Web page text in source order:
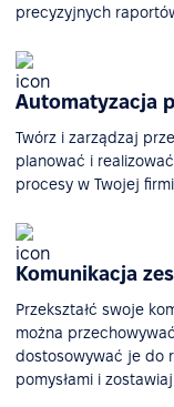
precyzyjnych
Automatyzacja
Twórz i zarządzaj
planować i
procesy w Twojej
Komunikacja
Przekształć swoje
można
dostosowywać je do
pomysłami i